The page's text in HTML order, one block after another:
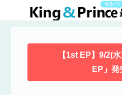
【1st EP】9/2(
EP」発